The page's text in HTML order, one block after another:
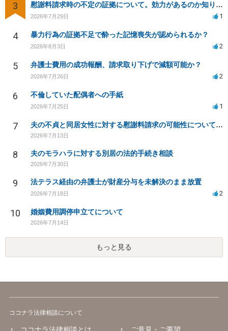
3 慰謝料請求時の不定の証拠について。効力があるのか知りたい。
2026年7月29日 1
4 暴力行為の証拠不足で酔った記憶喪失が認められるか？
2026年8月3日 2
5 弁護士費用の成功報酬、請求取り下げで減額可能か？
2026年7月26日 2
6 不倫していた配偶者への手紙
2026年7月25日 1
7 夫の不貞と同居女性に対する慰謝料請求の可能性について相談
2026年7月13日
8 夫のモラハラに対する別居の法的手続き相談
2026年7月30日
9 法テラス経由の弁護士が財産分与を未解決のまま放置
2026年7月18日 2
10 婚姻費用調停申立てについて
2026年7月14日
もっと見る
ココナラ法律相談について